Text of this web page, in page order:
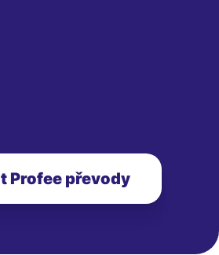
Profee převody